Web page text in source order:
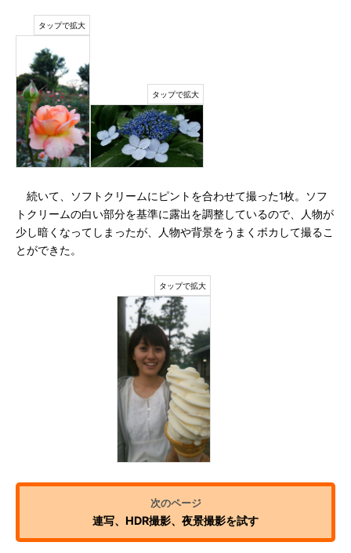
続いて、ソフトクリームにピントを合わせて撮った1枚。ソフ
トクリームの白い部分を基準に露出を調整しているので、人物が
少し暗くなってしまったが、人物や背景をうまくボカして撮るこ
とができた。
連写、HDR撮影、夜景撮影を試す